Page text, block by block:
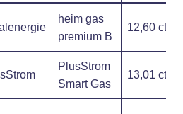
heim gas
premium B
12,60 ct
PlusStrom
Smart Gas
13,01 ct